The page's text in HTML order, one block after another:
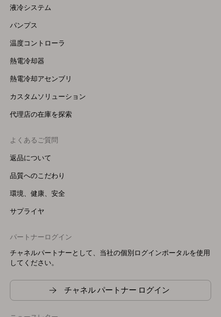
Menu
液冷システム
パンプス
温度コントローラ
熱電冷却器
熱電冷却アセンブリ
カスタムソリューション
代理店の在庫を探索
よくあるご質問
返品について
品質へのこだわり
環境、健康、安全
サプライヤ
パートナーログイン
チャネルパートナーとして、当社の個別ログインポータルを使用
してください。
チャネル パートナー ログイン